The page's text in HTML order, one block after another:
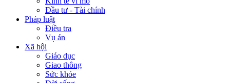
Đầu tư - Tài chính
Pháp luật
Điều tra
Vụ án
Xã hội
Giáo dục
Giao thông
Sức khỏe